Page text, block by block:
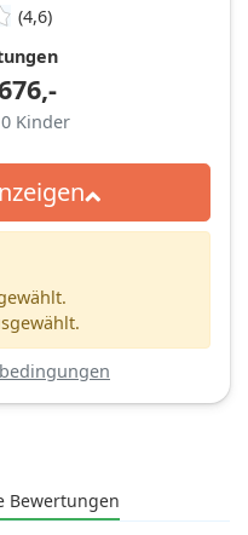
(4,6)
0 Kinder
Bewertungen